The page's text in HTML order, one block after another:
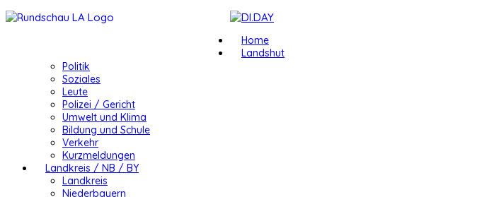
Home
Landshut
Politik
Soziales
Leute
Polizei / Gericht
Umwelt und Klima
Bildung und Schule
Verkehr
Kurzmeldungen
Landkreis / NB / BY
Landkreis
Niederbayern